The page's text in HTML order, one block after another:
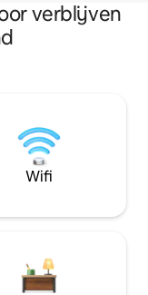
verblijven
Wifi